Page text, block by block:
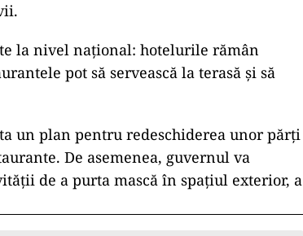
la nivel naţional: hotelurile rămân
pot să servească la terasă şi să
un plan pentru redeschiderea unor părţi
De asemenea, guvernul va
de a purta mască în spaţiul exterior, a